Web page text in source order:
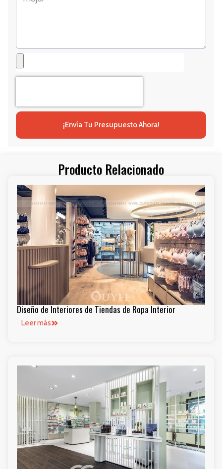
¡Envía Tu Presupuesto Ahora!
Producto Relacionado
Diseño de Interiores de Tiendas de Ropa Interior
Leer más
1